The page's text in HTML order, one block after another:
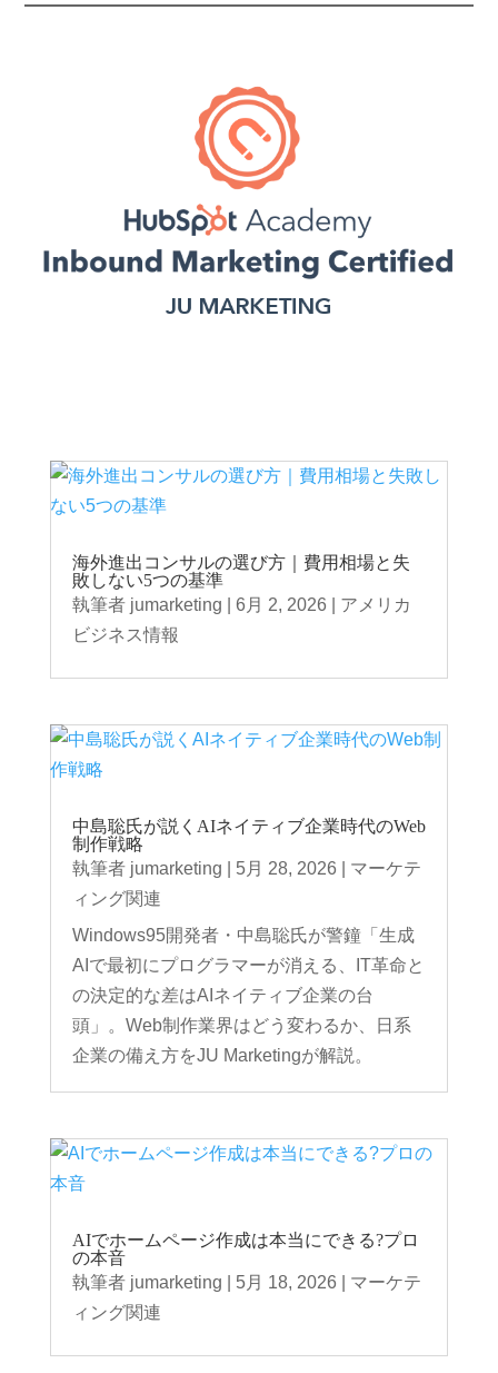
海外進出コンサルの選び方｜費用相場と失
敗しない5つの基準
執筆者 jumarketing 6月 2, 2026
アメリカ
ビジネス情報
中島聡氏が説くAIネイティブ企業時代のWeb
制作戦略
執筆者 jumarketing 5月 28, 2026
マーケテ
ィング関連
Windows95開発者・中島聡氏が警鐘「生成
AIで最初にプログラマーが消える、IT革命と
の決定的な差はAIネイティブ企業の台
頭」。Web制作業界はどう変わるか、日系
企業の備え方をJU Marketingが解説。
AIでホームページ作成は本当にできる?プロ
の本音
執筆者 jumarketing 5月 18, 2026
マーケテ
ィング関連